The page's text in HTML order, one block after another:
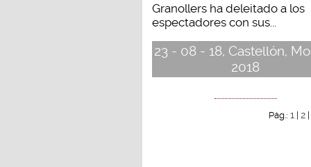
Granollers ha deleitado a los
espectadores con sus...
23 - 08 - 18, Castellón,
2018
Pág.: 1| 2|